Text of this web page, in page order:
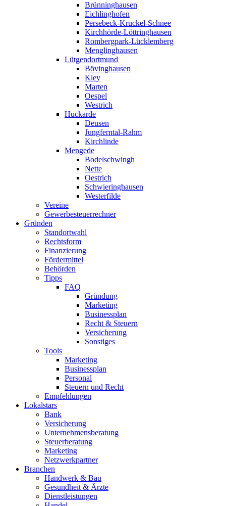
Brünninghausen
Eichlinghofen
Persebeck-Kruckel-Schnee
Kirchhörde-Löttringhausen
Rombergpark-Lücklemberg
Menglinghausen
Lütgendortmund
Bövinghausen
Kley
Marten
Oespel
Westrich
Huckarde
Deusen
Jungferntal-Rahm
Kirchlinde
Mengede
Bodelschwingh
Nette
Oestrich
Schwieringhausen
Westerfilde
Vereine
Gewerbesteuerrechner
Gründen
Standortwahl
Rechtsform
Finanzierung
Fördermittel
Behörden
Tipps
FAQ
Gründung
Marketing
Businessplan
Recht & Steuern
Versicherung
Sonstiges
Tools
Marketing
Businessplan​
Personal
Steuern und Recht
Empfehlungen
Lokalstars
Bank
Versicherung
Unternehmensberatung
Steuerberatung
Marketing
Netzwerkpartner
Branchen
Handwerk & Bau
Gesundheit & Ärzte
Dienstleistungen